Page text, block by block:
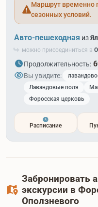
Маршрут временно
сезонных условий.
Авто-пешеходная из
можно присоединиться в
Продолжительность:
Вы увидите:
Лавандовые поля
Форосская церковь
Расписание
Забронировать
экскурсии в
Оползневого